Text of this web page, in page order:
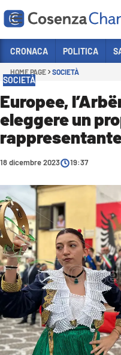
Sezioni
POLITICA
COSENZA CALCIO
ECONOMIA E LAVORO
SANITÀ
SPORT
CULTURA
AMBIENTE
Streaming
LAC TV
LAC NETWORK
CRONACA POLITICA
HOME PAGE SOCIETÀ
SOCIETÀ
Europee,
eleggere un
18 dicembre 2023 19:37